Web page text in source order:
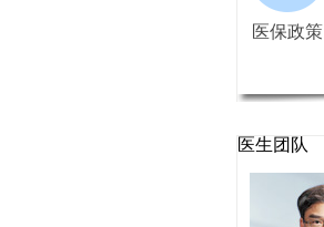
医保政策
医生团队